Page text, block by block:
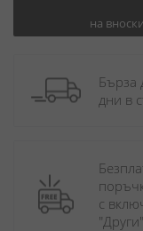
на
Бърза
дни в
с